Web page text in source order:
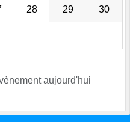
28 29 30
aujourd'hui